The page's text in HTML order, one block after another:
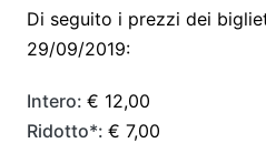
Di seguito i prezzi dei
29/09/2019:
Intero: € 12,00
Ridotto*: € 7,00